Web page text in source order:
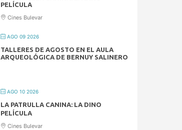
PELÍCULA
Cines Bulevar
AGO 09 2026
TALLERES DE AGOSTO EN EL AULA
ARQUEOLÓGICA DE BERNUY SALINERO
AGO 10 2026
LA PATRULLA CANINA: LA DINO
PELÍCULA
Cines Bulevar